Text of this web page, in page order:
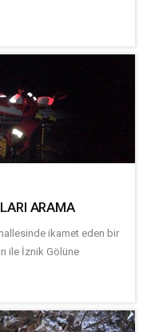
ARAMA
ikamet eden bir
ile İznik Gölüne